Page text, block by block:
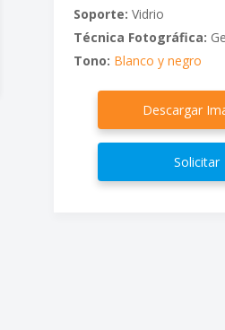
Soporte: Vidrio
Técnica Fotográfica:
Tono: Blanco y negro
Descargar
Solicitar